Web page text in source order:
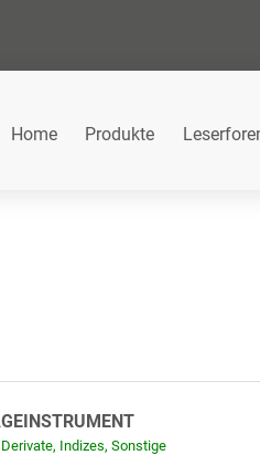
Home Produkte
Indizes, Sonstige